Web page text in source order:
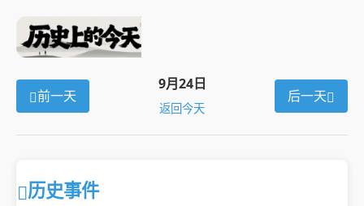
前一天
9月24日
返回今天
后一天
历史事件